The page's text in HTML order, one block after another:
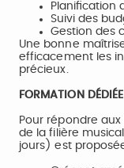
Planification
Suivi des
Gestion des
Une bonne
efficacement les
précieux.
FORMATION
Pour répondre
de la filière
jours) est